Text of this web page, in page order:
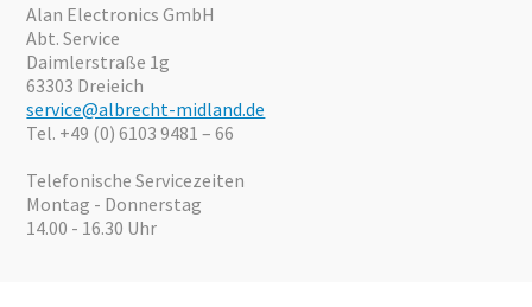
Angebote
Alan Electronics GmbH
Abt. Service
Daimlerstraße 1g
63303 Dreieich
service@albrecht-midland.de
Tel. +49 (0) 6103 9481 – 66
Telefonische Servicezeiten
Montag - Donnerstag
14.00 - 16.30 Uhr